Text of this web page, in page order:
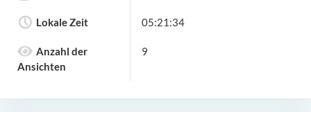
Lokale Zeit 05:21:34
Anzahl der
Ansichten
9